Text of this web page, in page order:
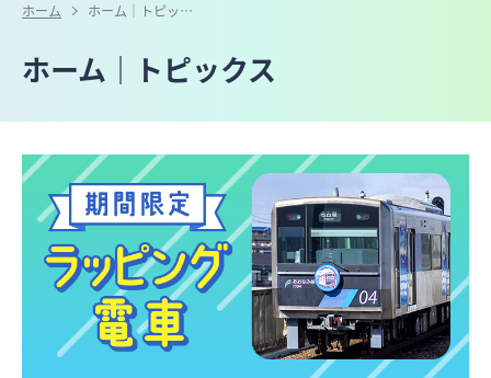
ホーム ホーム｜トピックス
ホーム｜トピックス